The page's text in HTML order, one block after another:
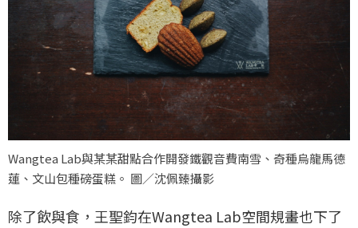
Wangtea Lab與某某甜點合作開發鐵觀音費南雪、奇種烏龍馬德
蓮、文山包種磅蛋糕。 圖／沈佩臻攝影
除了飲與食，王聖鈞在Wangtea Lab空間規畫也下了